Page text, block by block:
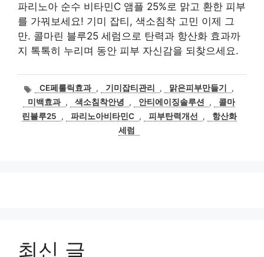
파리노아 순수 비타민C 앰플 25%로 맑고 환한 피부
를 가꿔보세요! 기미 잡티, 색소침착 고민 이제 그
만. 콜마린 블루25 세럼으로 탄력과 항산화 효과까
지 톡톡히 누리며 동안 피부 자신감을 되찾으세요.
태
그
CE페룰릭효과 , 기미잡티관리 , 맑은피부만들기
,
미백효과 , 색소침착안녕 , 안티에이징솔루션 ,
콜마
린블루25
, 파리노아비타민C , 피부탄력개선 ,
항산화
세럼
최신 글